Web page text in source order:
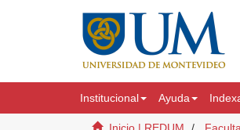
Institucional Ayuda